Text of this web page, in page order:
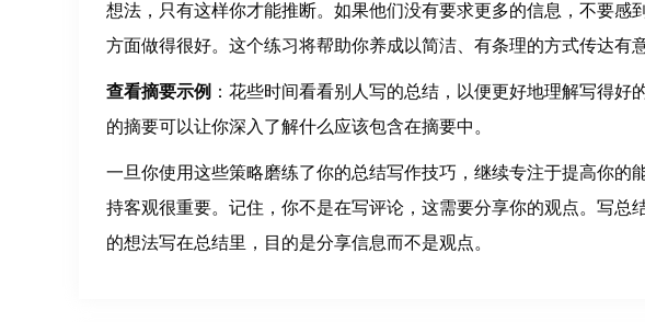
想法，只有这样你才能推断。如果他们没有要求更多的信息，不要感
方面做得很好。这个练习将帮助你养成以简洁、有条理的方式传达有
查看摘要示例 ：花些时间看看别人写的总结，以便更好地理解写得
的摘要可以让你深入了解什么应该包含在摘要中。
一旦你使用这些策略磨练了你的总结写作技巧，继续专注于提高你的
持客观很重要。记住，你不是在写评论，这需要分享你的观点。写总
的想法写在总结里，目的是分享信息而不是观点。